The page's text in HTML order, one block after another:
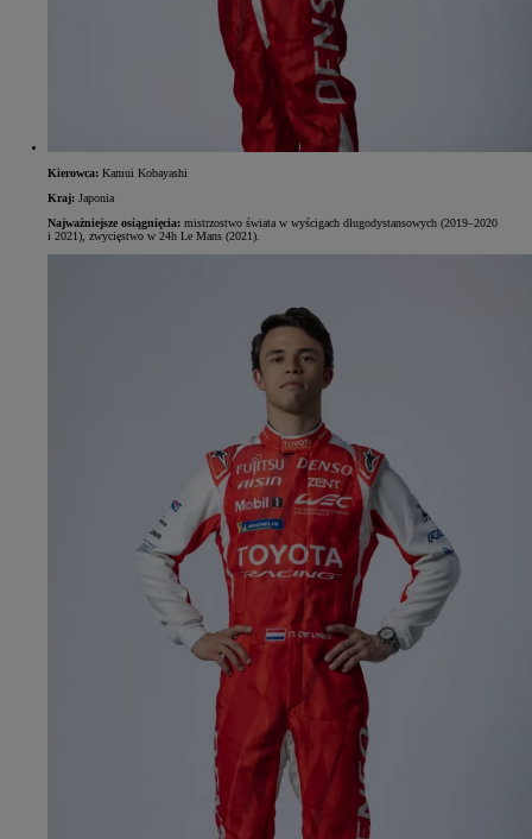
Kierowca: Kamui Kobayashi
Kraj: Japonia
Najważniejsze osiągnięcia: mistrzostwo świata w wyścigach długodystansowych (2019–2020
i 2021), zwycięstwo w 24h Le Mans (2021).